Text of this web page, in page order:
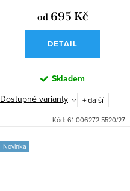
od 695 Kč
DETAIL
Skladem
Dostupné varianty
+ další
Kód: 61-006272-5520/27
Novinka